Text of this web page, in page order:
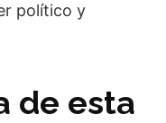
político y
de esta